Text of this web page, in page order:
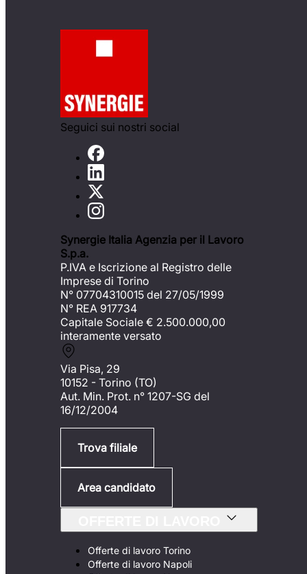
Seguici sui nostri social
Synergie Italia Agenzia per il Lavoro
S.p.a.
P.IVA e Iscrizione al Registro delle
Imprese di Torino
N° 07704310015 del 27/05/1999
N° REA 917734
Capitale Sociale € 2.500.000,00
interamente versato
Via Pisa, 29
10152 - Torino (TO)
Aut. Min. Prot. n° 1207-SG del
16/12/2004
Trova filiale
Area candidato
Offerte di lavoro Torino
Offerte di lavoro Napoli